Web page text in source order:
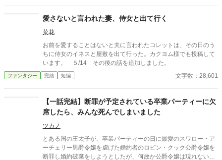
愛さないと言われた妻、侍女と出て行く
菜花
お前を愛することはないと夫に言われたコレットは、その日のう
ちに侍女のイネスと屋敷を出て行った。カクヨム様でも投稿して
います。 ５/14 その後の話を追加しました。
ファンタジー 完結 短編 文字数：28,601
【一話完結】断罪が予定されている卒業パーティーに欠
席したら、みんな死んでしまいました
ツカノ
とある国の王太子が、卒業パーティーの日に最愛のスワロー・ア
ーチェリー男爵令嬢を虐げた婚約者のロビン・クック公爵令嬢を
断罪し婚約破棄をしようとしたが、何故か公爵令嬢は現れない。